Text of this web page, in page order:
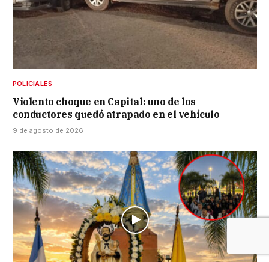
POLICIALES
Violento choque en Capital: uno de los
conductores quedó atrapado en el vehículo
9 de agosto de 2026